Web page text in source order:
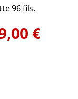
96 fils.
€